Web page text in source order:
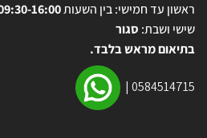
ראשון עד חמישי: בין השעות09:30-16:00
שישי ושבת: סגור
בתיאום מראש בלבד.
0584514715
|